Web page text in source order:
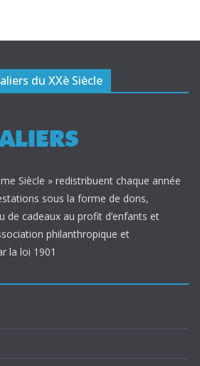
du XXè Siècle
Siècle » redistribuent chaque année
sous la forme de dons,
de cadeaux au profit d’enfants et
philanthropique et
la loi 1901